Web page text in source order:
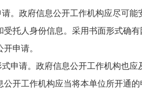
请。政府信息公开工作机构应尽可
受托人身份信息。采用书面形式确
申请。
式申请。政府信息公开工作机构也应
公开工作机构应当将本单位所开通